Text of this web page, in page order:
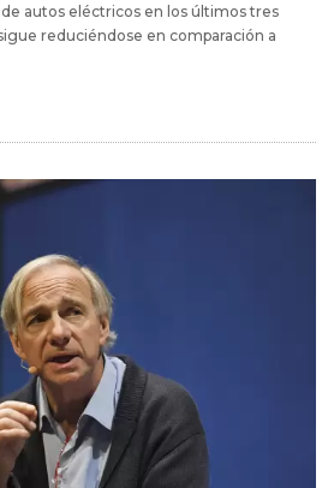
autos eléctricos en los últimos tres
reduciéndose en comparación a